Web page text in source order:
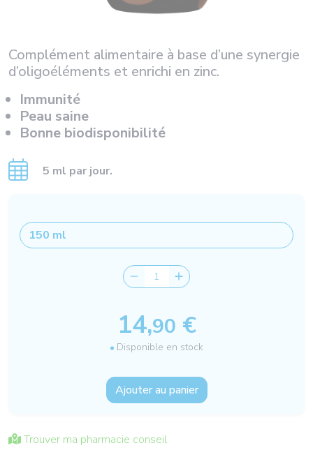
Complément alimentaire à base d’une synergie
d’oligoéléments et enrichi en zinc.
Immunité
Peau saine
Bonne biodisponibilité
5 ml par jour.
14,90 €
Disponible en stock
Ajouter au panier
Trouver ma pharmacie conseil